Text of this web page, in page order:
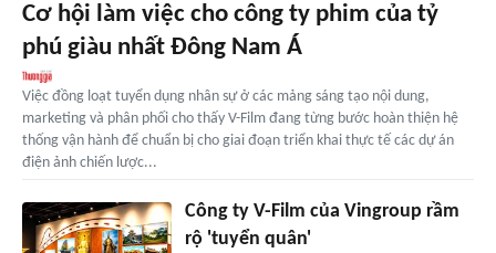
Cơ hội làm việc cho công ty phim của tỷ
phú giàu nhất Đông Nam Á
Việc đồng loạt tuyển dụng nhân sự ở các mảng sáng tạo nội dung,
marketing và phân phối cho thấy V-Film đang từng bước hoàn thiện hệ
thống vận hành để chuẩn bị cho giai đoạn triển khai thực tế các dự án
điện ảnh chiến lược...
Công ty V-Film của Vingroup rầm
rộ 'tuyển quân'